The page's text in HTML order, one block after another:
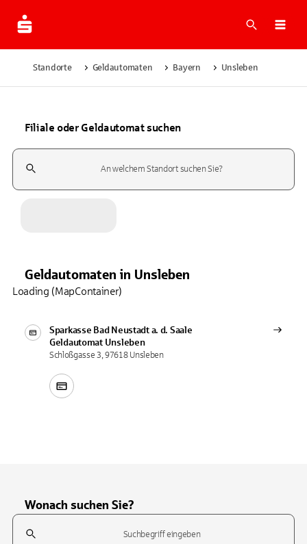
Suche
Standorte Geldautomaten Bayern Unsleben
Filiale oder Geldautomat suchen
Suchfeld
Geldautomaten in Unsleben
Sparkasse Bad Neustadt a. d. Saale
Geldautomat Unsleben
Schloßgasse 3, 97618 Unsleben
Loading (MapContainer)
Wonach suchen Sie?
Suchfeld